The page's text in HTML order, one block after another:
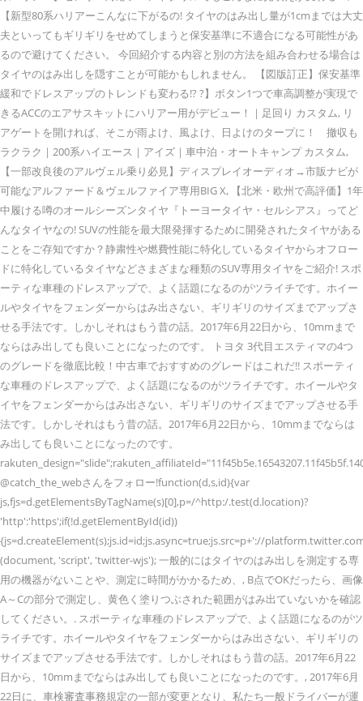
【新型80系ハリアーこんなに下がるの! タイヤのはみ出し量が1cmまでは大丈
夫といってもギリギリをせめてしまうと保安基準に不適合になる可能性があ
るので避けてください。 今回紹介する内容と別の方法を組み合わせる場合は
タイヤのはみ出しを隠すことが可能かもしれません。 【図版訂正】保安基準
緩和でドレスアップのトレンドも変わる!? ?】ボタン1つで車高調整が実現で
きるACCのエアサスキットにハリアー用がデビュー！｜足回り カスタム, リ
アゲートを開ければ、そこが雨よけ、風よけ、日よけのタープに！ 撤収も
ラクラク｜200系ハイエース｜アイズ｜車中泊・オートキャンプ カスタム,
【一部改良後のアルヴェル乗り必見】ディスプレイオーディオ→市販ナビが
可能なアルファード＆ヴェルファイア専用BIG X, 【北米・欧州で高評価】1年
中履ける噂のオールシーズンタイヤ『トーヨータイヤ・セルシアス』ってど
んなタイヤなの! SUVの性能を最大限発揮するために開発されたタイヤがある
ことをご存知ですか？静粛性や燃費性能に特化しているタイヤからオフロー
ドに特化しているタイヤなどさまざまな種類のSUV専用タイヤをご紹介! スポ
ーティな車種のドレスアップで、よく話題になるのがツライチです。ホイー
ルやタイヤをフェンダーからはみ出さない、ギリギリのサイズまでアップさ
せる手法です。しかしそれはもう昔の話。2017年6月22日から、10mmまで
ならはみ出しても良いことになったのです。 トヨタ 3代目エスティマの4つ
のグレードを徹底比較！中古車でおすすめのグレードはこれだ!! スポーティ
な車種のドレスアップで、よく話題になるのがツライチです。ホイールやタ
イヤをフェンダーからはみ出さない、ギリギリのサイズまでアップさせる手
法です。しかしそれはもう昔の話。2017年6月22日から、10mmまでならは
み出しても良いことになったのです。
@catch_the_webさんをフォロー!function(d,s,id){var
js,fjs=d.getElementsByTagName(s)[0],p=/^http:/.test(d.location)?
'http':'https';if(!d.getElementById(id))
{js=d.createElement(s);js.id=id;js.async=true;js.src=p+'://
(document, 'script', 'twitter-wjs'); 一般的にはタイヤのはみ出しを測定する専
用の機器がないことや、測定に時間がかかるため、, B点でOKだったら、画像
A～Cの部分で測定し、黄色く塗りつぶされた範囲がはみ出ていないかを確認
してください。. スポーティな車種のドレスアップで、よく話題になるのがツ
ライチです。ホイールやタイヤをフェンダーからはみ出さない、ギリギリの
サイズまでアップさせる手法です。しかしそれはもう昔の話。2017年6月22
日から、10mmまでならはみ出しても良いことになったのです。, 2017年6月
22日に、車検審査事務規定の一部が変更となり、私たち一般ドライバーが運